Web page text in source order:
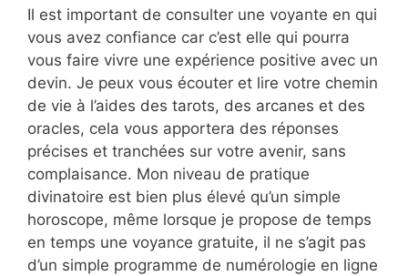
Il est important de consulter une voyante en qui
vous avez confiance car c’est elle qui pourra
vous faire vivre une expérience positive avec un
devin. Je peux vous écouter et lire votre chemin
de vie à l’aides des tarots, des arcanes et des
oracles, cela vous apportera des réponses
précises et tranchées sur votre avenir, sans
complaisance. Mon niveau de pratique
divinatoire est bien plus élevé qu’un simple
horoscope, même lorsque je propose de temps
en temps une voyance gratuite, il ne s’agit pas
d’un simple programme de numérologie en ligne